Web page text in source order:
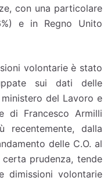
con una particolare
e in Regno Unito
volontarie è stato
sui dati delle
del Lavoro e
di Francesco Armilli
recentemente, dalla
delle C.O. al
prudenza, tende
dimissioni volontarie